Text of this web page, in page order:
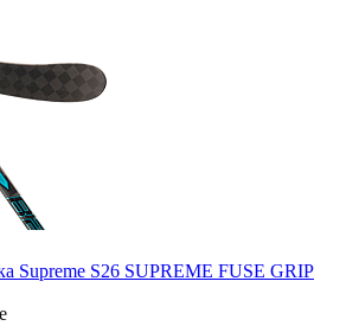
Supreme S26 SUPREME FUSE GRIP